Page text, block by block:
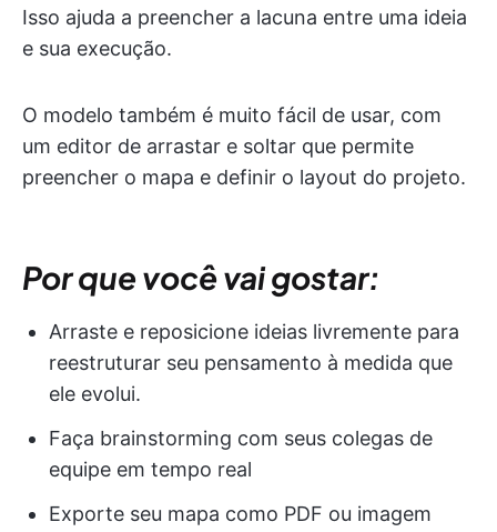
Isso ajuda a preencher a lacuna entre uma ideia
e sua execução.
O modelo também é muito fácil de usar, com
um editor de arrastar e soltar que permite
preencher o mapa e definir o layout do projeto.
Por que você vai gostar:
Arraste e reposicione ideias livremente para
reestruturar seu pensamento à medida que
ele evolui.
Faça brainstorming com seus colegas de
equipe em tempo real
Exporte seu mapa como PDF ou imagem